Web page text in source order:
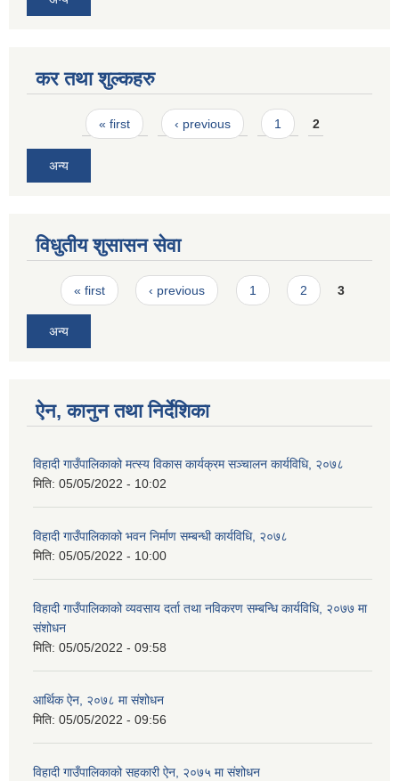
कर तथा शुल्कहरु
Pages« first ‹ previous 1 2
अन्य
विधुतीय शुसासन सेवा
Pages
« first ‹ previous 1 2 3
अन्य
ऐन, कानुन तथा निर्देशिका
विहादी गाउँपालिकाको मत्स्य विकास कार्यक्रम सञ्चालन कार्यविधि, २०७८
मिति: 05/05/2022 - 10:02
विहादी गाउँपालिकाको भवन निर्माण सम्बन्धी कार्यविधि, २०७८
मिति: 05/05/2022 - 10:00
विहादी गाउँपालिकाको व्यवसाय दर्ता तथा नविकरण सम्बन्धि कार्यविधि, २०७७ मा
संशोधन
मिति: 05/05/2022 - 09:58
आर्थिक ऐन, २०७८ मा संशोधन
मिति: 05/05/2022 - 09:56
विहादी गाउँपालिकाको सहकारी ऐन, २०७५ मा संशोधन